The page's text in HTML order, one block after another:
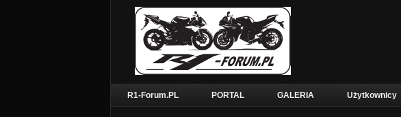
R1-Forum.PL PORTAL GALERIA Użytkownicy